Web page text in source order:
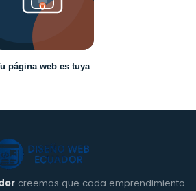
página web es tuya
creemos que cada emprendimiento